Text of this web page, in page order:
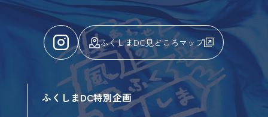
ふくしまDC見どころマップ
ふくしまDC特別企画